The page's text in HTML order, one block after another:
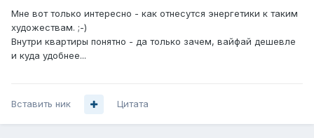
Мне вот только интересно - как отнесутся энергетики к таким
художествам. ;-)
Внутри квартиры понятно - да только зачем, вайфай дешевле
и куда удобнее...
Вставить ник Цитата